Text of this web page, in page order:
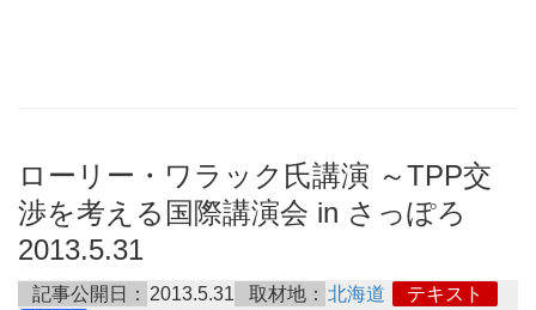
ローリー・ワラック氏講演 ～TPP交
渉を考える国際講演会 in さっぽろ
2013.5.31
記事公開日： 2013.5.31 取材地： 北海道
テキスト